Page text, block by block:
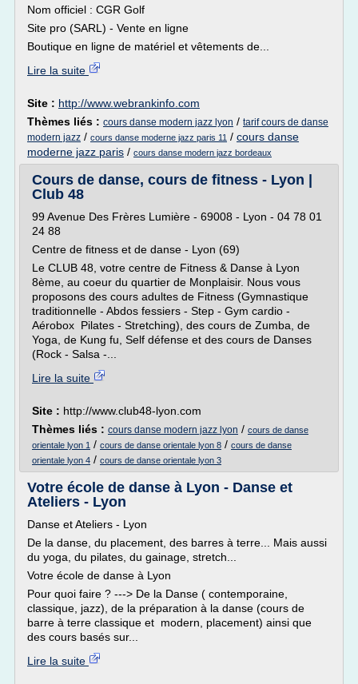
Nom officiel : CGR Golf
Site pro (SARL) - Vente en ligne
Boutique en ligne de matériel et vêtements de...
Lire la suite
Site : http://www.webrankinfo.com
Thèmes liés : cours danse modern jazz lyon / tarif cours de danse
modern jazz / cours danse moderne jazz paris 11 / cours danse
moderne jazz paris / cours danse modern jazz bordeaux
Cours de danse, cours de fitness - Lyon |
Club 48
99 Avenue Des Frères Lumière - 69008 - Lyon - 04 78 01
24 88
Centre de fitness et de danse - Lyon (69)
Le CLUB 48, votre centre de Fitness & Danse à Lyon
8ème, au coeur du quartier de Monplaisir. Nous vous
proposons des cours adultes de Fitness (Gymnastique
traditionnelle - Abdos fessiers - Step - Gym cardio -
Aérobox Pilates - Stretching), des cours de Zumba, de
Yoga, de Kung fu, Self défense et des cours de Danses
(Rock - Salsa -...
Lire la suite
Site : http://www.club48-lyon.com
Thèmes liés : cours danse modern jazz lyon / cours de danse
orientale lyon 1 / cours de danse orientale lyon 8 / cours de danse
orientale lyon 4 / cours de danse orientale lyon 3
Votre école de danse à Lyon - Danse et
Ateliers - Lyon
Danse et Ateliers - Lyon
De la danse, du placement, des barres à terre... Mais aussi
du yoga, du pilates, du gainage, stretch...
Votre école de danse à Lyon
Pour quoi faire ? ---> De la Danse ( contemporaine,
classique, jazz), de la préparation à la danse (cours de
barre à terre classique et modern, placement) ainsi que
des cours basés sur...
Lire la suite